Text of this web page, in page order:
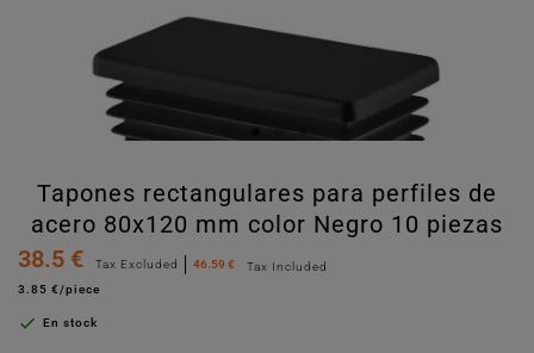
Tapones rectangulares para perfiles de
acero 80x120 mm color Negro 10 piezas
38.5 €
Tax Excluded 46.59 €
Tax Included
3.85 €/piece
 En stock